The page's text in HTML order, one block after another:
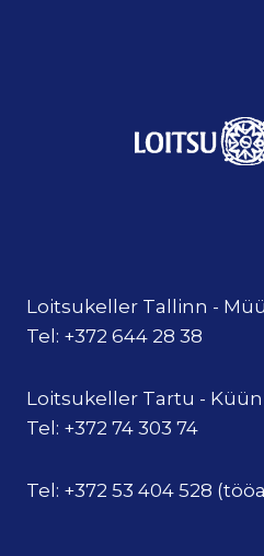
Loitsukeller Tallinn -
Tel: +372 644 28 38
Loitsukeller Tartu -
Tel: +372 74 303 74
Tel: +372 53 404 528